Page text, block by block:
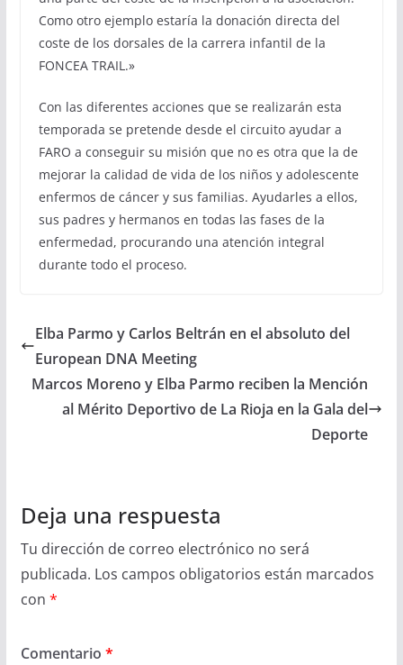
Como otro ejemplo estaría la donación directa del
coste de los dorsales de la carrera infantil de la
FONCEA TRAIL.»
Con las diferentes acciones que se realizarán esta
temporada se pretende desde el circuito ayudar a
FARO a conseguir su misión que no es otra que la de
mejorar la calidad de vida de los niños y adolescente
enfermos de cáncer y sus familias. Ayudarles a ellos,
sus padres y hermanos en todas las fases de la
enfermedad, procurando una atención integral
durante todo el proceso.
Elba Parmo y Carlos Beltrán en el absoluto del
European DNA Meeting
Marcos Moreno y Elba Parmo reciben la Mención
al Mérito Deportivo de La Rioja en la Gala del
Deporte
Deja una respuesta
Tu dirección de correo electrónico no será
publicada. Los campos obligatorios están marcados
con *
Comentario *